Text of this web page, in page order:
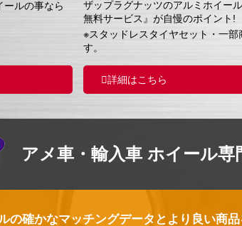
ールの事なら
ザップラグナッツのアルミホイー
無料サービス』が自慢のポイント!
※スタッドレスタイヤセット・一部
す。
詳細はこちら
アメ車・輸入車 ホイール専
の確かなマッチングデータとより良い商